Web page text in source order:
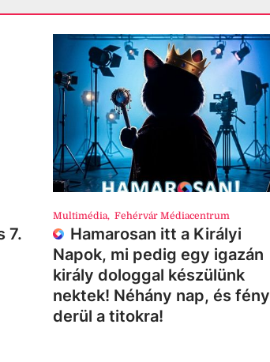
7.
Multimédia, Fehérvár Médiacentrum
Hamarosan itt a Királyi
Napok, mi pedig egy igazán
király dologgal készülünk
nektek! Néhány nap, és fény
derül a titokra!